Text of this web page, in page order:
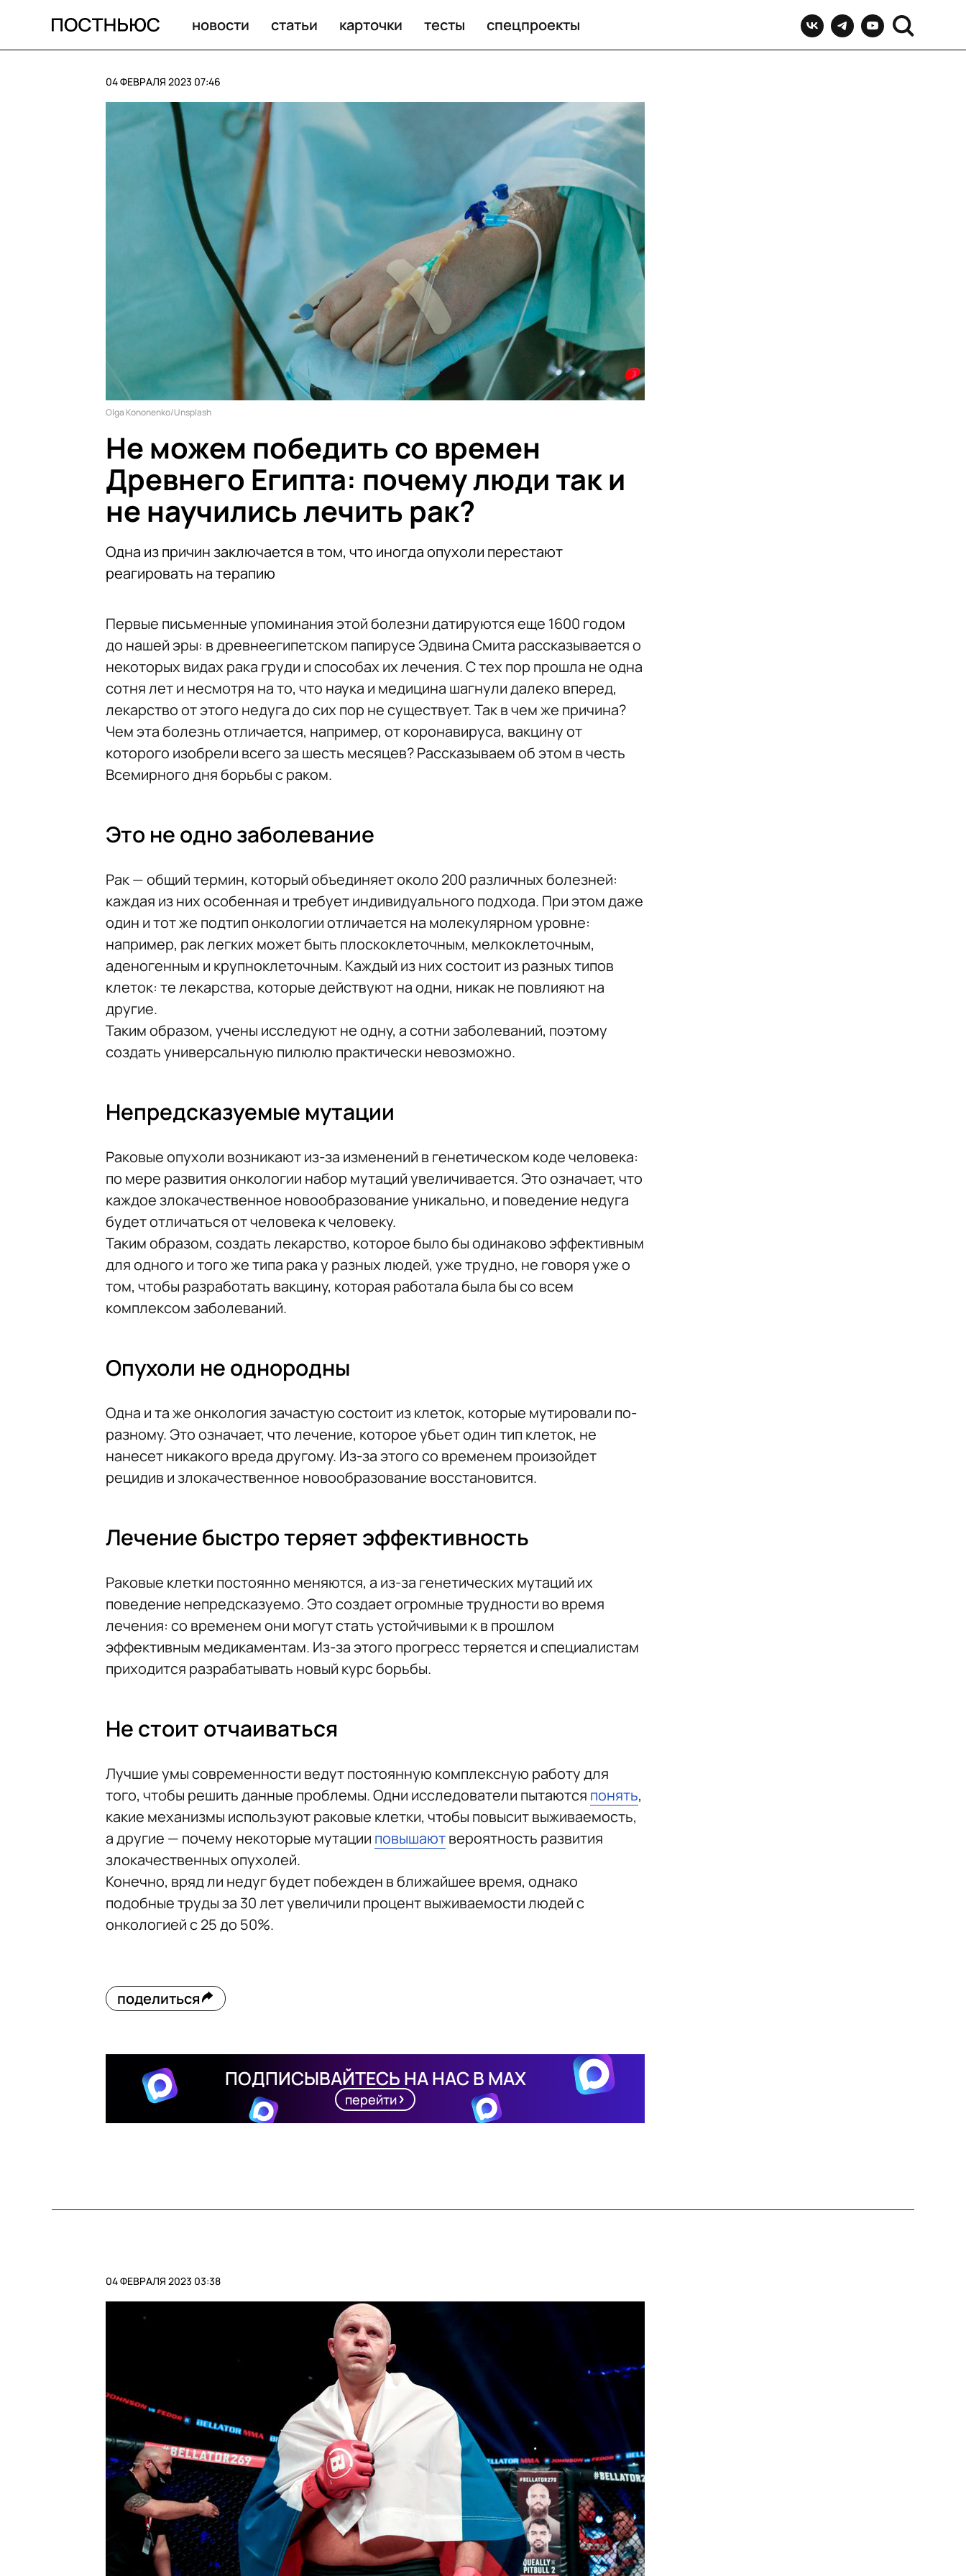
новости статьи карточки тесты спецпроекты
04 ФЕВРАЛЯ 2023 07:46
Olga Kononenko/Unsplash
Не можем победить со времен
Древнего Египта: почему люди так и
не научились лечить рак?
Одна из причин заключается в том, что иногда опухоли перестают
реагировать на терапию
Первые письменные упоминания этой болезни датируются еще 1600 годом
до нашей эры: в древнеегипетском папирусе Эдвина Смита рассказывается о
некоторых видах рака груди и способах их лечения. С тех пор прошла не одна
сотня лет и несмотря на то, что наука и медицина шагнули далеко вперед,
лекарство от этого недуга до сих пор не существует. Так в чем же причина?
Чем эта болезнь отличается, например, от коронавируса, вакцину от
которого изобрели всего за шесть месяцев? Рассказываем об этом в честь
Всемирного дня борьбы с раком.
Это не одно заболевание
Рак — общий термин, который объединяет около 200 различных болезней:
каждая из них особенная и требует индивидуального подхода. При этом даже
один и тот же подтип онкологии отличается на молекулярном уровне:
например, рак легких может быть плоскоклеточным, мелкоклеточным,
аденогенным и крупноклеточным. Каждый из них состоит из разных типов
клеток: те лекарства, которые действуют на одни, никак не повлияют на
другие.
Таким образом, учены исследуют не одну, а сотни заболеваний, поэтому
создать универсальную пилюлю практически невозможно.
Непредсказуемые мутации
Раковые опухоли возникают из-за изменений в генетическом коде человека:
по мере развития онкологии набор мутаций увеличивается. Это означает, что
каждое злокачественное новообразование уникально, и поведение недуга
будет отличаться от человека к человеку.
Таким образом, создать лекарство, которое было бы одинаково эффективным
для одного и того же типа рака у разных людей, уже трудно, не говоря уже о
том, чтобы разработать вакцину, которая работала была бы со всем
комплексом заболеваний.
Опухоли не однородны
Одна и та же онкология зачастую состоит из клеток, которые мутировали по-
разному. Это означает, что лечение, которое убьет один тип клеток, не
нанесет никакого вреда другому. Из-за этого со временем произойдет
рецидив и злокачественное новообразование восстановится.
Лечение быстро теряет эффективность
Раковые клетки постоянно меняются, а из-за генетических мутаций их
поведение непредсказуемо. Это создает огромные трудности во время
лечения: со временем они могут стать устойчивыми к в прошлом
эффективным медикаментам. Из-за этого прогресс теряется и специалистам
приходится разрабатывать новый курс борьбы.
Не стоит отчаиваться
Лучшие умы современности ведут постоянную комплексную работу для
того, чтобы решить данные проблемы. Одни исследователи пытаются понять,
какие механизмы используют раковые клетки, чтобы повысит выживаемость,
а другие — почему некоторые мутации повышаютвероятность развития
злокачественных опухолей.
Конечно, вряд ли недуг будет побежден в ближайшее время, однако
подобные труды за 30 лет увеличили процент выживаемости людей с
онкологией с 25 до 50%.
поделиться
ПОДПИСЫВАЙТЕСЬ НА НАС В MAX
перейти
04 ФЕВРАЛЯ 2023 03:38